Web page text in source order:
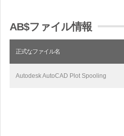
AB$ファイル情報
正式なファイル名
Autodesk AutoCAD Plot Spooling